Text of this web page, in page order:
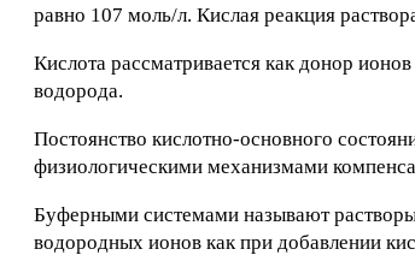
равно 107 моль/л. Кислая реакция
Кислота рассматривается как донор
водорода.
Постоянство кислотно-основного
физиологическими механизмами
Буферными системами называют
водородных ионов как при добавлении